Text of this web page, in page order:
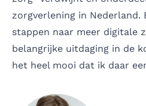
zorgverlening in Nederland.
stappen naar meer digitale
belangrijke uitdaging in de
het heel mooi dat ik daar